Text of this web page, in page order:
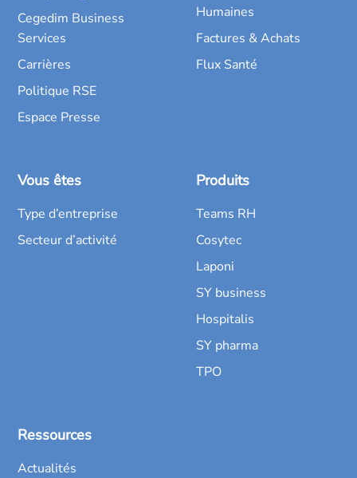
Cegedim Business
Services
Carrières
Politique RSE
Espace Presse
Humaines
Factures & Achats
Flux Santé
Vous êtes
Type d’entreprise
Secteur d’activité
Produits
Teams RH
Cosytec
Laponi
SY business
Hospitalis
SY pharma
TPO
Ressources
Actualités